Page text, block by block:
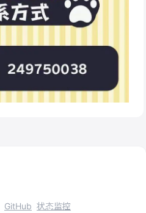
GitHub 状态监控